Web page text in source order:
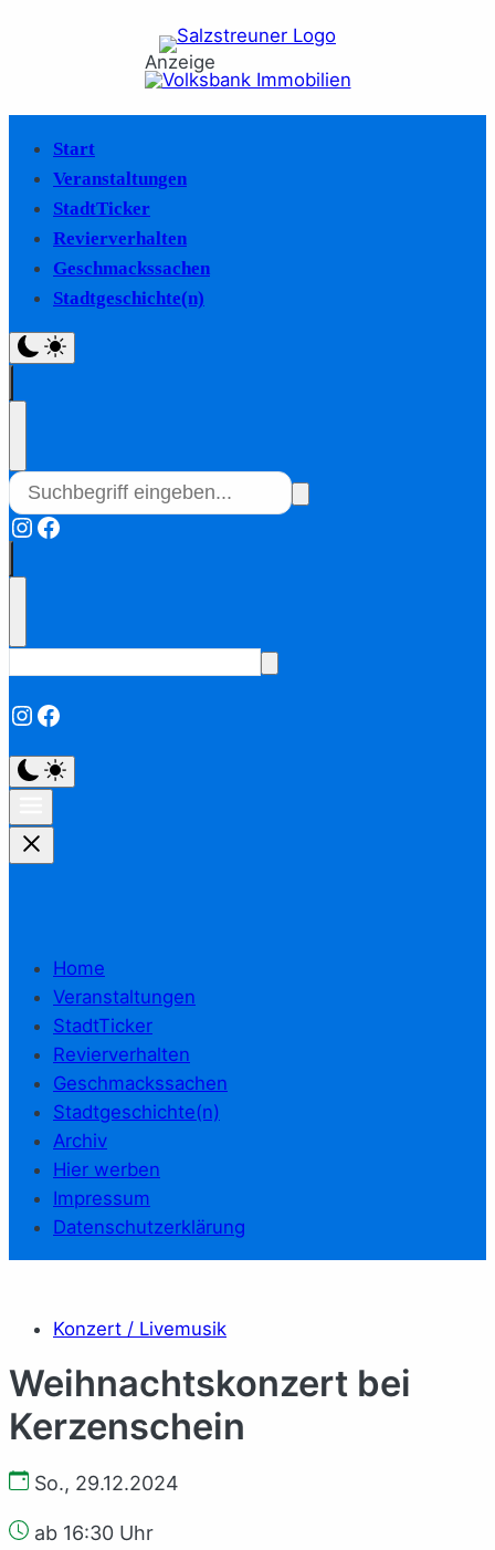
Anzeige
Start
Veranstaltungen
StadtTicker
Revierverhalten
Geschmackssachen
Stadtgeschichte(n)
Instagram
Facebook
Instagram
Facebook
Home
Veranstaltungen
StadtTicker
Revierverhalten
Geschmackssachen
Stadtgeschichte(n)
Archiv
Hier werben
Impressum
Datenschutzerklärung
Konzert / Livemusik
Weihnachtskonzert bei
Kerzenschein
So., 29.12.2024
ab 16:30 Uhr